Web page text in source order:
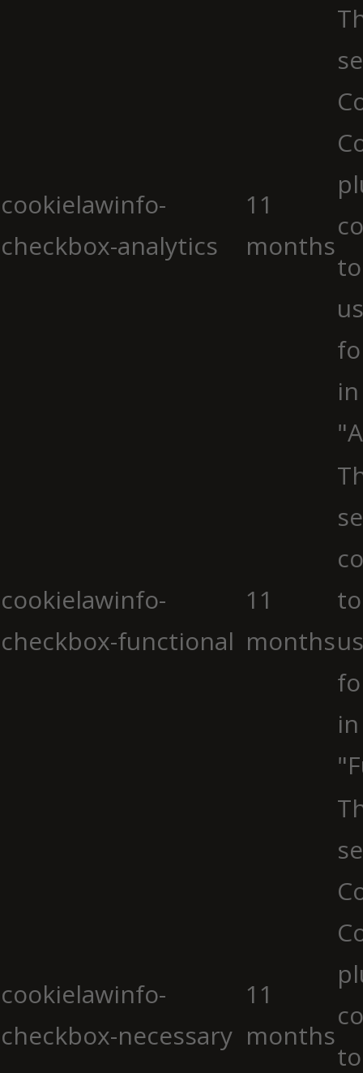
cookielawinfo-
checkbox-analytics
11
months
cookielawinfo-
checkbox-functional
11
months
cookielawinfo-
checkbox-necessary
11
months